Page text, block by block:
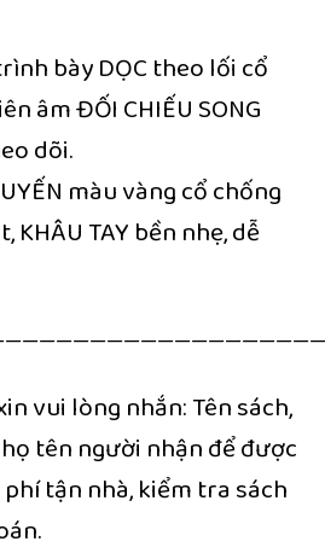
bày DỌC theo lối cổ
âm ĐỐI CHIẾU SONG
dõi.
màu vàng cổ chống
KHÂU TAY bền nhẹ, dễ
vui lòng nhắn: Tên sách,
tên người nhận để được
tận nhà, kiểm tra sách